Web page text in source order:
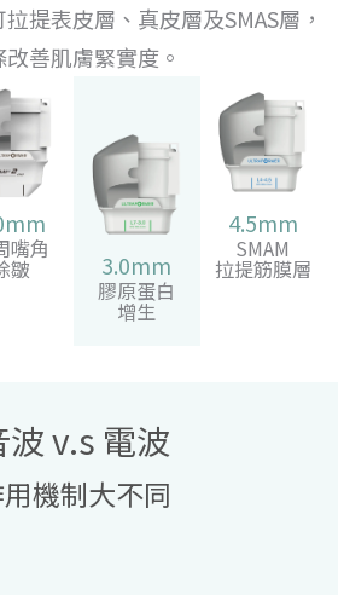
拉提表皮層、真皮層及SMAS層，
善肌膚緊實度。
嘴角
皺 3.0mm
膠原蛋白
增生
4.5mm
SMAM
拉提筋膜層
波 v.s 電波
機制大不同